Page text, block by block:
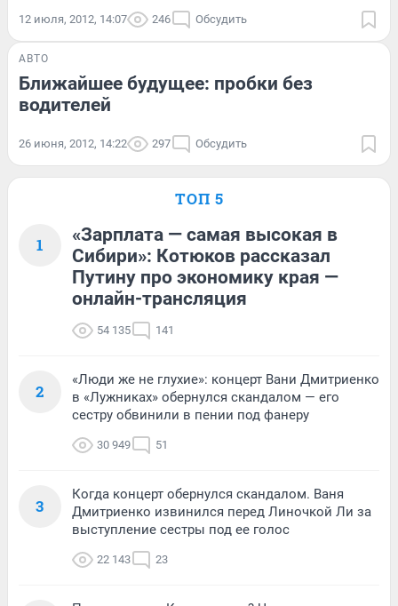
12 июля, 2012, 14:07 246 Обсудить
АВТО
Ближайшее будущее: пробки без
водителей
26 июня, 2012, 14:22 297 Обсудить
ТОП 5
1
«Зарплата — самая высокая в
Сибири»: Котюков рассказал
Путину про экономику края —
онлайн-трансляция
54 135 141
2
«Люди же не глухие»: концерт Вани Дмитриенко
в «Лужниках» обернулся скандалом — его
сестру обвинили в пении под фанеру
30 949 51
3
Когда концерт обернулся скандалом. Ваня
Дмитриенко извинился перед Линочкой Ли за
выступление сестры под ее голос
22 143 23